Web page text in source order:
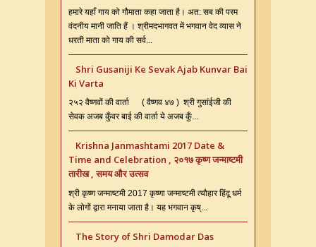
हमारे यहाँ गाय को गौमाता कहा जाता है। अत: सब की परम
वंदनीय मानी जाति हैं । श्रीमदभागवत में भगवान वेद व्यास ने
धरती माता को गाय की सर्व...
Shri Gusaniji Ke Sevak Ajab Kunvar Bai
Ki Varta
२५२ वैष्णवों की वार्ता ( वैष्णव ४७ ) श्री गुसांईजी की
सेवक अजब कुँवर बाई की वार्ता ये अजब कुँ...
Krishna Janmashtami 2017 Date &
Time and Celebration , २०१७ कृष्ण जन्माष्टमी
तारीख , समय और उत्सव
श्री कृष्ण जन्माष्टमी 2017 कृष्णा जन्माष्टमी त्यौहार हिंदू धर्म
के लोगों द्वारा मनाया जाता है। यह भगवान कृष्...
The Story of Shri Damodar Das